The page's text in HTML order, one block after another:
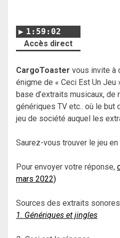
1:59:02
Accès direct
CargoToaster vous invite à
énigme de « Ceci Est Un Jeu
base d’extraits musicaux,
génériques TV etc.. où le but
jeu de société auquel les
Saurez-vous trouver le jeu
Pour envoyer votre réponse,
mars 2022)
Sources des extraits
1. Génériques et jingles